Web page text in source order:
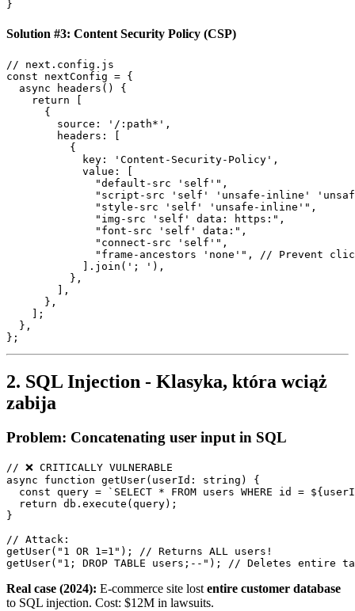
Solution #3: Content Security Policy (CSP)
// next.config.js
const nextConfig = {
  async headers() {
    return [
      {
        source: '/:path*',
        headers: [
          {
            key: 'Content-Security-Policy',
            value: [
              "default-src 'self'",
"script-src 'self' 'unsafe-inline'
              "style-src 'self' 'unsafe-inline'",
              "img-src 'self' data: https:",
              "font-src 'self' data:",
              "connect-src 'self'",
"frame-ancestors 'none'", // Prevent
            ].join('; '),
          },
        ],
      },
    ];
  },
2. SQL Injection - Klasyka, która wciąż
zabija
Problem: Concatenating user input in SQL
// ❌ CRITICALLY VULNERABLE
async function getUser(userId: string) {
const query = `SELECT * FROM users WHERE id =
  return db.execute(query);
}
// Attack:
getUser("1 OR 1=1"); // Returns ALL users!
Real case (2024): E-commerce site lost entire customer database
to SQL injection. Cost: $12M in lawsuits.